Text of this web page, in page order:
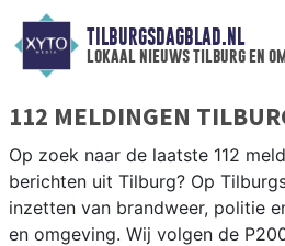
TILBURGSDAGBLAD.NL
lokaal nieuws tilburg en
112 MELDINGEN
Op zoek naar de laatste 112
berichten uit Tilburg? Op
inzetten van brandweer, politie
en omgeving. Wij volgen de